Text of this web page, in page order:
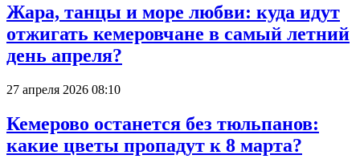
Жара, танцы и море любви: куда идут
отжигать кемеровчане в самый летний
день апреля?
27 апреля 2026 08:10
Кемерово останется без тюльпанов:
какие цветы пропадут к 8 марта?